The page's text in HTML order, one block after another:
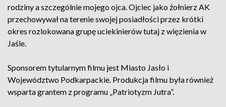
rodziny a szczególnie mojego ojca. Ojciec jako żołnierz AK
przechowywał na terenie swojej posiadłości przez krótki
okres rozlokowana grupę uciekinierów tutaj z więzienia w
Jaśle.
Sponsorem tytularnym filmu jest Miasto Jasło i
Województwo Podkarpackie. Produkcja filmu była również
wsparta grantem z programu „Patriotyzm Jutra”.